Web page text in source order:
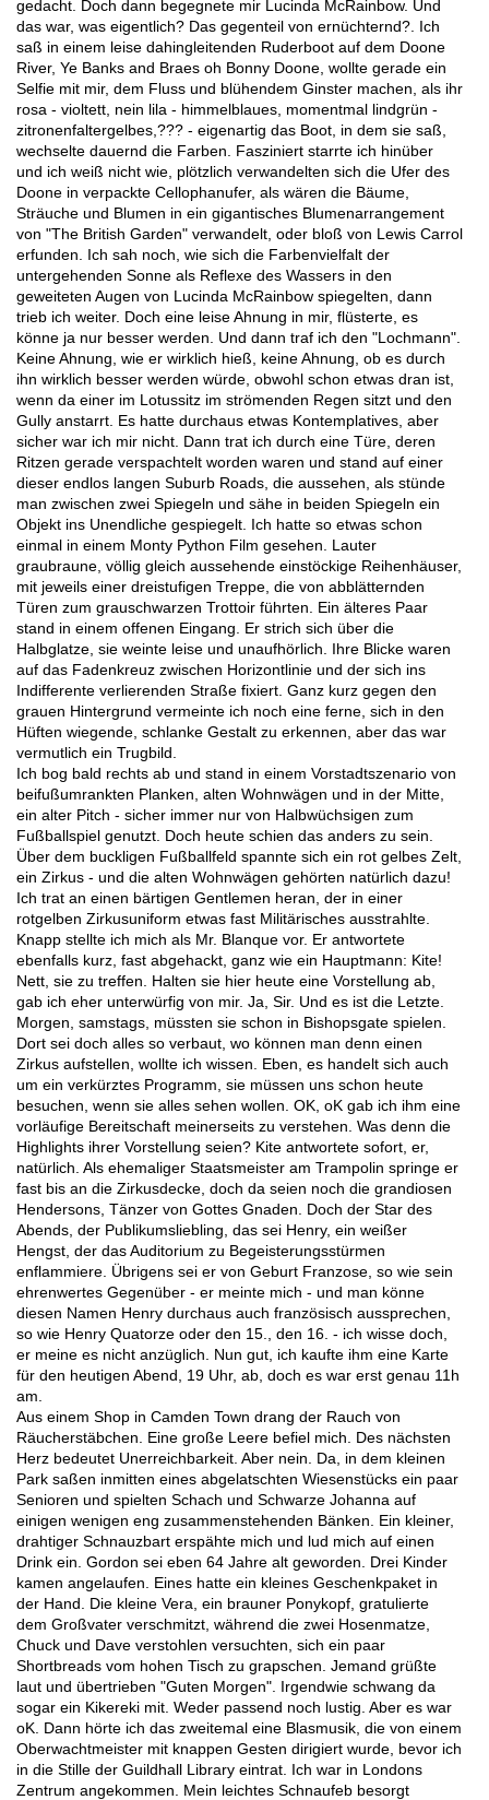
gedacht. Doch dann begegnete mir Lucinda McRainbow. Und
das war, was eigentlich? Das gegenteil von ernüchternd?. Ich
saß in einem leise dahingleitenden Ruderboot auf dem Doone
River, Ye Banks and Braes oh Bonny Doone, wollte gerade ein
Selfie mit mir, dem Fluss und blühendem Ginster machen, als ihr
rosa - violtett, nein lila - himmelblaues, momentmal lindgrün -
zitronenfaltergelbes,??? - eigenartig das Boot, in dem sie saß,
wechselte dauernd die Farben. Fasziniert starrte ich hinüber
und ich weiß nicht wie, plötzlich verwandelten sich die Ufer des
Doone in verpackte Cellophanufer, als wären die Bäume,
Sträuche und Blumen in ein gigantisches Blumenarrangement
von "The British Garden" verwandelt, oder bloß von Lewis Carrol
erfunden. Ich sah noch, wie sich die Farbenvielfalt der
untergehenden Sonne als Reflexe des Wassers in den
geweiteten Augen von Lucinda McRainbow spiegelten, dann
trieb ich weiter. Doch eine leise Ahnung in mir, flüsterte, es
könne ja nur besser werden. Und dann traf ich den "Lochmann".
Keine Ahnung, wie er wirklich hieß, keine Ahnung, ob es durch
ihn wirklich besser werden würde, obwohl schon etwas dran ist,
wenn da einer im Lotussitz im strömenden Regen sitzt und den
Gully anstarrt. Es hatte durchaus etwas Kontemplatives, aber
sicher war ich mir nicht. Dann trat ich durch eine Türe, deren
Ritzen gerade verspachtelt worden waren und stand auf einer
dieser endlos langen Suburb Roads, die aussehen, als stünde
man zwischen zwei Spiegeln und sähe in beiden Spiegeln ein
Objekt ins Unendliche gespiegelt. Ich hatte so etwas schon
einmal in einem Monty Python Film gesehen. Lauter
graubraune, völlig gleich aussehende einstöckige Reihenhäuser,
mit jeweils einer dreistufigen Treppe, die von abblätternden
Türen zum grauschwarzen Trottoir führten. Ein älteres Paar
stand in einem offenen Eingang. Er strich sich über die
Halbglatze, sie weinte leise und unaufhörlich. Ihre Blicke waren
auf das Fadenkreuz zwischen Horizontlinie und der sich ins
Indifferente verlierenden Straße fixiert. Ganz kurz gegen den
grauen Hintergrund vermeinte ich noch eine ferne, sich in den
Hüften wiegende, schlanke Gestalt zu erkennen, aber das war
vermutlich ein Trugbild.
Ich bog bald rechts ab und stand in einem Vorstadtszenario von
beifußumrankten Planken, alten Wohnwägen und in der Mitte,
ein alter Pitch - sicher immer nur von Halbwüchsigen zum
Fußballspiel genutzt. Doch heute schien das anders zu sein.
Über dem buckligen Fußballfeld spannte sich ein rot gelbes Zelt,
ein Zirkus - und die alten Wohnwägen gehörten natürlich dazu!
Ich trat an einen bärtigen Gentlemen heran, der in einer
rotgelben Zirkusuniform etwas fast Militärisches ausstrahlte.
Knapp stellte ich mich als Mr. Blanque vor. Er antwortete
ebenfalls kurz, fast abgehackt, ganz wie ein Hauptmann: Kite!
Nett, sie zu treffen. Halten sie hier heute eine Vorstellung ab,
gab ich eher unterwürfig von mir. Ja, Sir. Und es ist die Letzte.
Morgen, samstags, müssten sie schon in Bishopsgate spielen.
Dort sei doch alles so verbaut, wo können man denn einen
Zirkus aufstellen, wollte ich wissen. Eben, es handelt sich auch
um ein verkürztes Programm, sie müssen uns schon heute
besuchen, wenn sie alles sehen wollen. OK, oK gab ich ihm eine
vorläufige Bereitschaft meinerseits zu verstehen. Was denn die
Highlights ihrer Vorstellung seien? Kite antwortete sofort, er,
natürlich. Als ehemaliger Staatsmeister am Trampolin springe er
fast bis an die Zirkusdecke, doch da seien noch die grandiosen
Hendersons, Tänzer von Gottes Gnaden. Doch der Star des
Abends, der Publikumsliebling, das sei Henry, ein weißer
Hengst, der das Auditorium zu Begeisterungsstürmen
enflammiere. Übrigens sei er von Geburt Franzose, so wie sein
ehrenwertes Gegenüber - er meinte mich - und man könne
diesen Namen Henry durchaus auch französisch aussprechen,
so wie Henry Quatorze oder den 15., den 16. - ich wisse doch,
er meine es nicht anzüglich. Nun gut, ich kaufte ihm eine Karte
für den heutigen Abend, 19 Uhr, ab, doch es war erst genau 11h
am.
Aus einem Shop in Camden Town drang der Rauch von
Räucherstäbchen. Eine große Leere befiel mich. Des nächsten
Herz bedeutet Unerreichbarkeit. Aber nein. Da, in dem kleinen
Park saßen inmitten eines abgelatschten Wiesenstücks ein paar
Senioren und spielten Schach und Schwarze Johanna auf
einigen wenigen eng zusammenstehenden Bänken. Ein kleiner,
drahtiger Schnauzbart erspähte mich und lud mich auf einen
Drink ein. Gordon sei eben 64 Jahre alt geworden. Drei Kinder
kamen angelaufen. Eines hatte ein kleines Geschenkpaket in
der Hand. Die kleine Vera, ein brauner Ponykopf, gratulierte
dem Großvater verschmitzt, während die zwei Hosenmatze,
Chuck und Dave verstohlen versuchten, sich ein paar
Shortbreads vom hohen Tisch zu grapschen. Jemand grüßte
laut und übertrieben "Guten Morgen". Irgendwie schwang da
sogar ein Kikereki mit. Weder passend noch lustig. Aber es war
oK. Dann hörte ich das zweitemal eine Blasmusik, die von einem
Oberwachtmeister mit knappen Gesten dirigiert wurde, bevor ich
in die Stille der Guildhall Library eintrat. Ich war in Londons
Zentrum angekommen. Mein leichtes Schnaufeb besorgt